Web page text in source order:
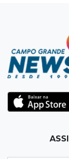
Em
O enorme
08:26O
que tinha
Município